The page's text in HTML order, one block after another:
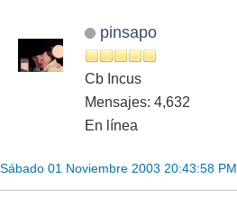
pinsapo
Cb Incus
Mensajes: 4,632
En línea
Sábado 01 Noviembre 2003 20:43:58 PM